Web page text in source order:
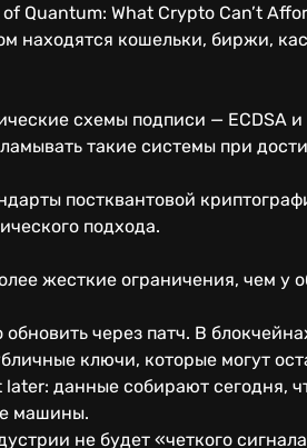
Quantum: What Crypto Can’t
находятся кошельки, биржи,
схемы подписи — ECDSA и
такие системы при
постквантовой
подхода.
жесткие ограничения, чем у
через патч. В
ключи, которые могут
данные собирают сегодня,
машины.
не будет «четкого